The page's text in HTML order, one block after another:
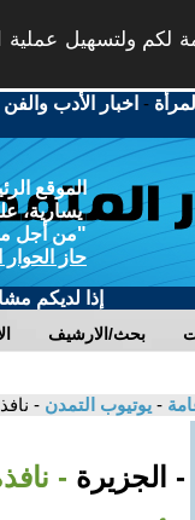
لكم ولتسهيل عملية
- اخبار الأدب والفن
الموقع
يسارية،
"من أجل
حاز
إذا لديكم
بحث/الارشيف
- يوتيوب التمدن -
- الجزيرة -